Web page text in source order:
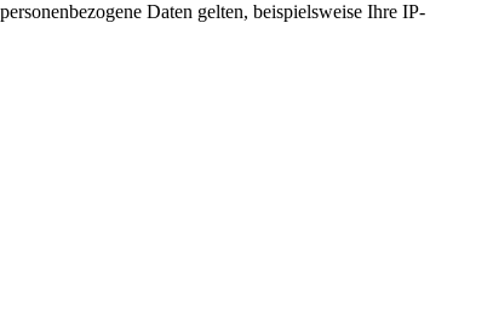
Daten gelten, beispielsweise Ihre IP-